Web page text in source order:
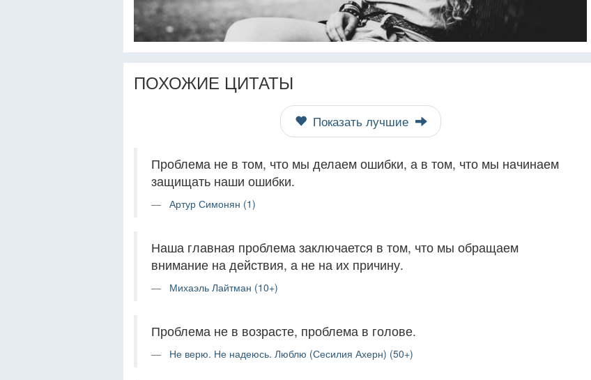
ПОХОЖИЕ ЦИТАТЫ
Показать лучшие
Проблема не в том, что мы делаем ошибки, а в том, что мы начинаем
защищать наши ошибки.
Артур Симонян (1)
Наша главная проблема заключается в том, что мы обращаем
внимание на действия, а не на их причину.
Михаэль Лайтман (10+)
Проблема не в возрасте, проблема в голове.
Не верю. Не надеюсь. Люблю (Сесилия Ахерн) (50+)